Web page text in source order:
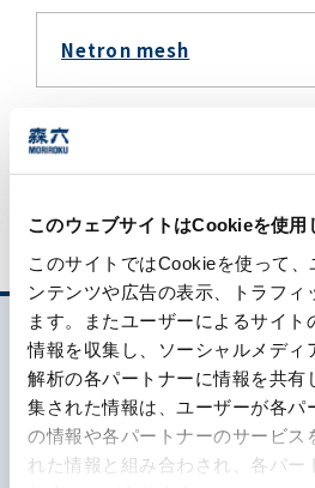
このウェブサイトはCookieを使用
このサイトではCookieを使って
ンテンツや広告の表示、トラフィ
ます。またユーザーによるサイト
情報を収集し、ソーシャルメディ
解析の各パートナーに情報を共有
集された情報は、ユーザーが各パ
の情報や各パートナーのサービス
れた情報と組み合わされ、各パー
#Global network
Netron mesh
Inquiries about Chemical